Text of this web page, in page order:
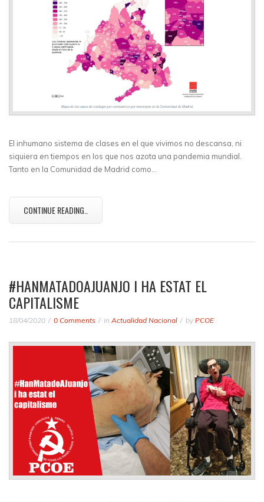
El inhumano sistema de clases en el que vivimos no descansa, ni
siquiera en tiempos en los que nos azota una pandemia mundial.
Tanto en la Comunidad de Madrid como…
CONTINUE READING..
#HANMATADOAJUANJO I HA ESTAT EL
CAPITALISME
18/04/2020 0 Comments in Actualidad Nacional by PCOE